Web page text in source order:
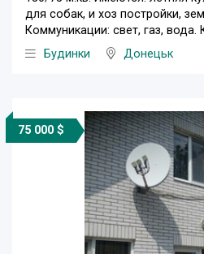
для собак, и хоз постройки,
Коммуникации: свет, газ, вода.
Будинки
Донецьк
75 000 $